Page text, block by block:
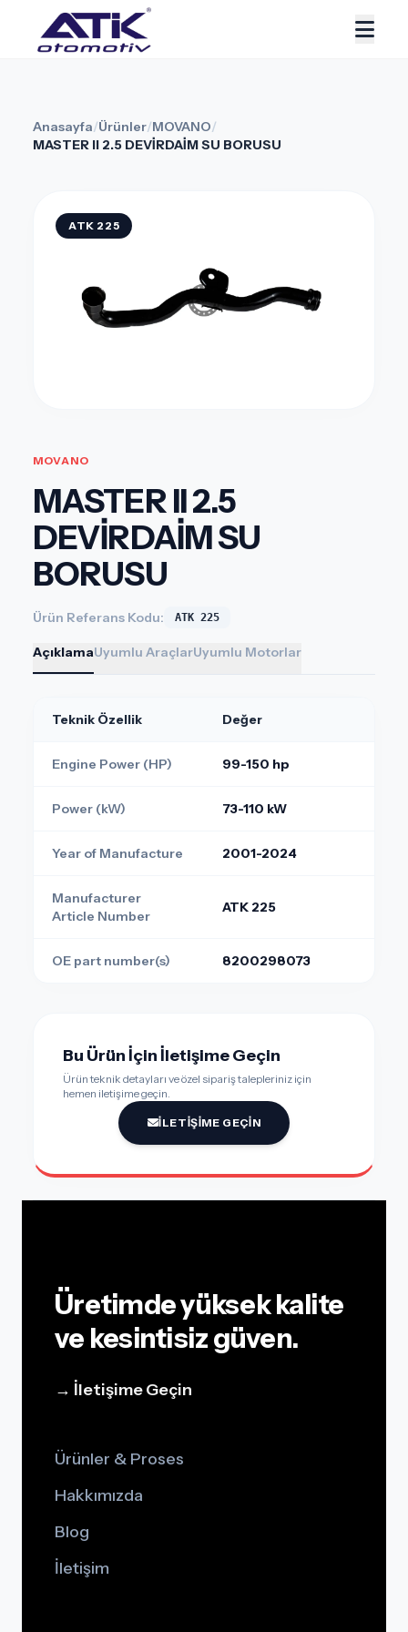
Anasayfa/Ürünler/MOVANO/
MASTER II 2.5 DEVİRDAİM SU BORUSU
ATK 225
MOVANO
MASTER II 2.5
DEVİRDAİM SU
BORUSU
Ürün Referans Kodu: ATK 225
AçıklamaUyumlu AraçlarUyumlu Motorlar
Teknik Özellik Değer
Engine Power (HP) 99-150 hp
Power (kW) 73-110 kW
Year of Manufacture 2001-2024
Manufacturer
Article Number
ATK 225
OE part number(s) 8200298073
Bu Ürün İçin İletişime Geçin
Ürün teknik detayları ve özel sipariş talepleriniz için
hemen iletişime geçin.
İLETIŞIME GEÇIN
Üretimde yüksek kalite
ve kesintisiz güven.
→ İletişime Geçin
Ürünler & Proses
Hakkımızda
Blog
İletişim